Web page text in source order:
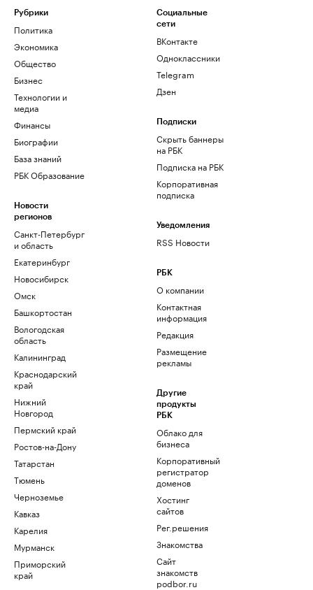
Рубрики
Политика
Экономика
Общество
Бизнес
Технологии и
медиа
Финансы
Биографии
База знаний
РБК Образование
Новости
регионов
Санкт-Петербург
и область
Екатеринбург
Новосибирск
Омск
Башкортостан
Вологодская
область
Калининград
Краснодарский
край
Нижний
Новгород
Пермский край
Ростов-на-Дону
Татарстан
Тюмень
Черноземье
Кавказ
Карелия
Мурманск
Приморский
край
Социальные
сети
ВКонтакте
Одноклассники
Telegram
Дзен
Подписки
Скрыть баннеры
на РБК
Подписка на РБК
Корпоративная
подписка
Уведомления
RSS Новости
РБК
О компании
Контактная
информация
Редакция
Размещение
рекламы
Другие
продукты
РБК
Облако для
бизнеса
Корпоративный
регистратор
доменов
Хостинг
сайтов
Рег.решения
Знакомства
Сайт
знакомств
podbor.ru